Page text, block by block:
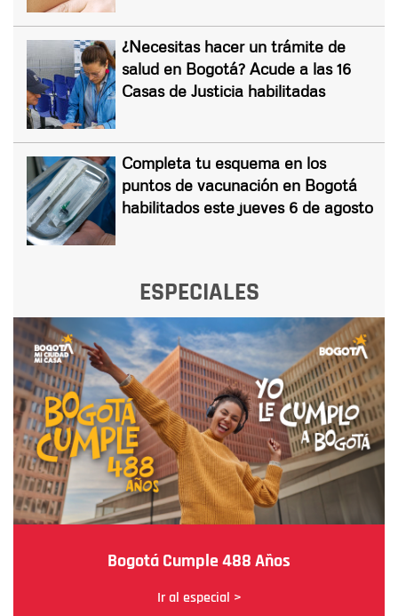
¿Necesitas hacer un trámite de
salud en Bogotá? Acude a las 16
Casas de Justicia habilitadas
Completa tu esquema en los
puntos de vacunación en Bogotá
habilitados este jueves 6 de agosto
ESPECIALES
Bogotá Cumple 488 Años
Ir al especial >